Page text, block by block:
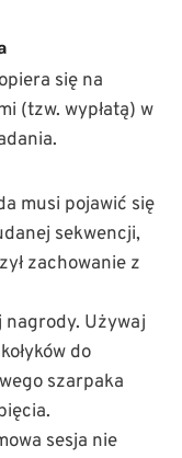
się na
(tzw. wypłatą) w
musi pojawić się
sekwencji,
zachowanie z
nagrody. Używaj
do
szarpaka
sesja nie